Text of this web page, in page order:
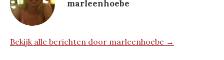
marleenhoebe
Bekijk alle berichten door marleenhoebe →